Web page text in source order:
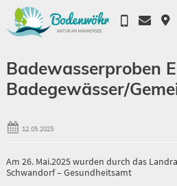
Badewasserproben
Badegewässer/
12.05.2025
Am 26. Mai.2025 wurden durch das
Schwandorf – Gesundheitsamt